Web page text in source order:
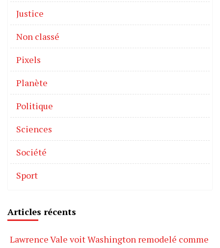
Justice
Non classé
Pixels
Planète
Politique
Sciences
Société
Sport
Articles récents
Lawrence Vale voit Washington remodelé comme